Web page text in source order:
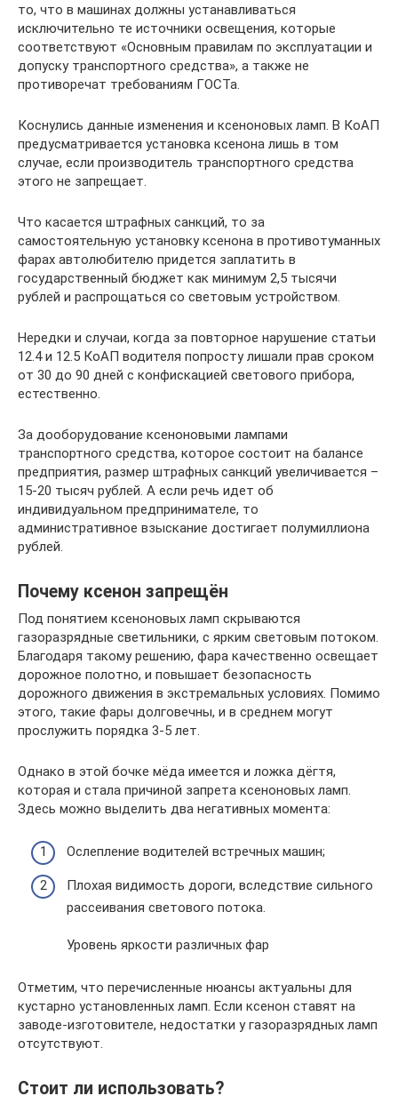
то, что в машинах должны устанавливаться
исключительно те источники освещения, которые
соответствуют «Основным правилам по эксплуатации и
допуску транспортного средства», а также не
противоречат требованиям ГОСТа.
Коснулись данные изменения и ксеноновых ламп. В КоАП
предусматривается установка ксенона лишь в том
случае, если производитель транспортного средства
этого не запрещает.
Что касается штрафных санкций, то за
самостоятельную установку ксенона в противотуманных
фарах автолюбителю придется заплатить в
государственный бюджет как минимум 2,5 тысячи
рублей и распрощаться со световым устройством.
Нередки и случаи, когда за повторное нарушение статьи
12.4 и 12.5 КоАП водителя попросту лишали прав сроком
от 30 до 90 дней с конфискацией светового прибора,
естественно.
За дооборудование ксеноновыми лампами
транспортного средства, которое состоит на балансе
предприятия, размер штрафных санкций увеличивается –
15-20 тысяч рублей. А если речь идет об
индивидуальном предпринимателе, то
административное взыскание достигает полумиллиона
рублей.
Почему ксенон запрещён
Под понятием ксеноновых ламп скрываются
газоразрядные светильники, с ярким световым потоком.
Благодаря такому решению, фара качественно освещает
дорожное полотно, и повышает безопасность
дорожного движения в экстремальных условиях. Помимо
этого, такие фары долговечны, и в среднем могут
прослужить порядка 3-5 лет.
Однако в этой бочке мёда имеется и ложка дёгтя,
которая и стала причиной запрета ксеноновых ламп.
Здесь можно выделить два негативных момента:
Ослепление водителей встречных машин;
Плохая видимость дороги, вследствие сильного
рассеивания светового потока.
Уровень яркости различных фар
Отметим, что перечисленные нюансы актуальны для
кустарно установленных ламп. Если ксенон ставят на
заводе-изготовителе, недостатки у газоразрядных ламп
отсутствуют.
Стоит ли использовать?